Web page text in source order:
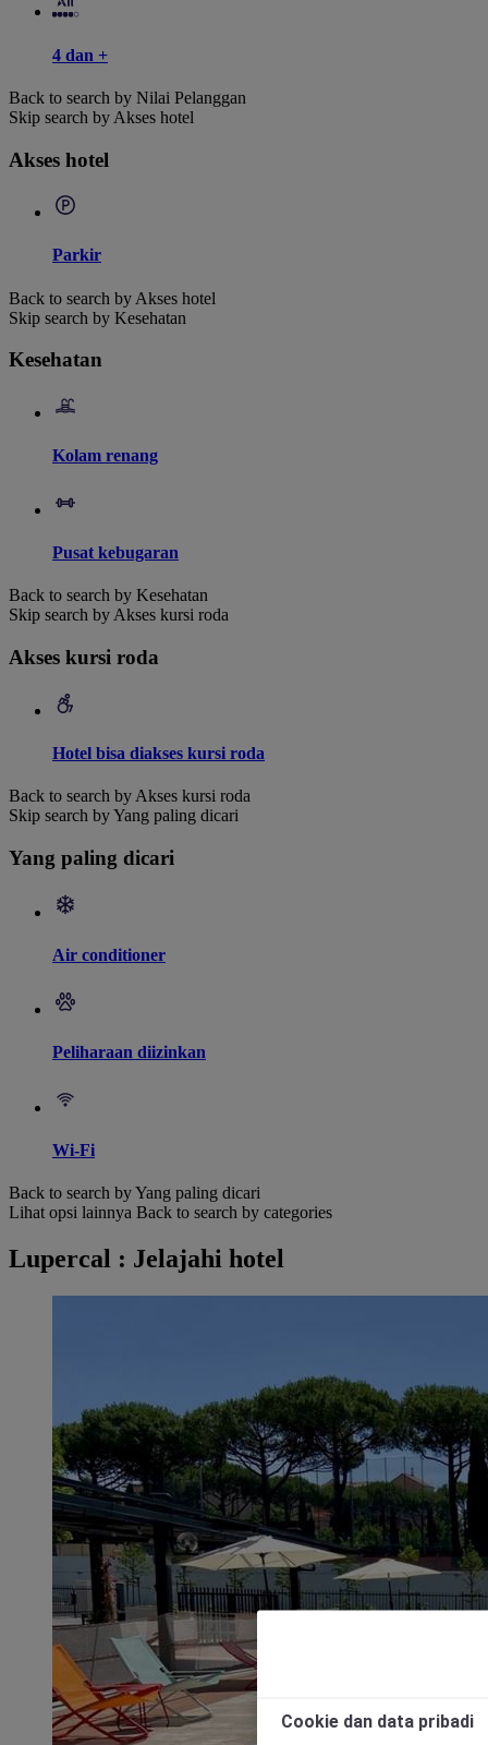
4 dan +
Back to search by Nilai Pelanggan
Skip search by Akses hotel
Akses hotel
Parkir
Back to search by Akses hotel
Skip search by Kesehatan
Kesehatan
Kolam renang
Pusat kebugaran
Back to search by Kesehatan
Skip search by Akses kursi roda
Akses kursi roda
Hotel bisa diakses kursi roda
Back to search by Akses kursi roda
Skip search by Yang paling dicari
Yang paling dicari
Air conditioner
Peliharaan diizinkan
Wi-Fi
Back to search by Yang paling dicari
Lihat opsi lainnya Back to search by categories
Lupercal : Jelajahi hotel
Cookie dan data pribadi